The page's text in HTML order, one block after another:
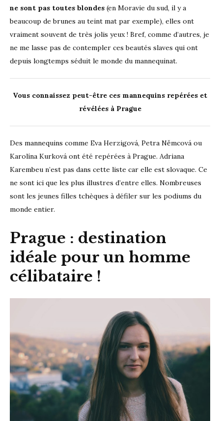
ne sont pas toutes blondes (en Moravie du sud, il y a
beaucoup de brunes au teint mat par exemple), elles ont
vraiment souvent de très jolis yeux ! Bref, comme d’autres, je
ne me lasse pas de contempler ces beautés slaves qui ont
depuis longtemps séduit le monde du mannequinat.
Vous connaissez peut-être ces mannequins repérées et
révélées à Prague
Des mannequins comme Eva Herzigová, Petra Němcová ou
Karolína Kurková ont été repérées à Prague. Adriana
Karembeu n’est pas dans cette liste car elle est slovaque. Ce
ne sont ici que les plus illustres d’entre elles. Nombreuses
sont les jeunes filles tchèques à défiler sur les podiums du
monde entier.
Prague : destination
idéale pour un homme
célibataire !